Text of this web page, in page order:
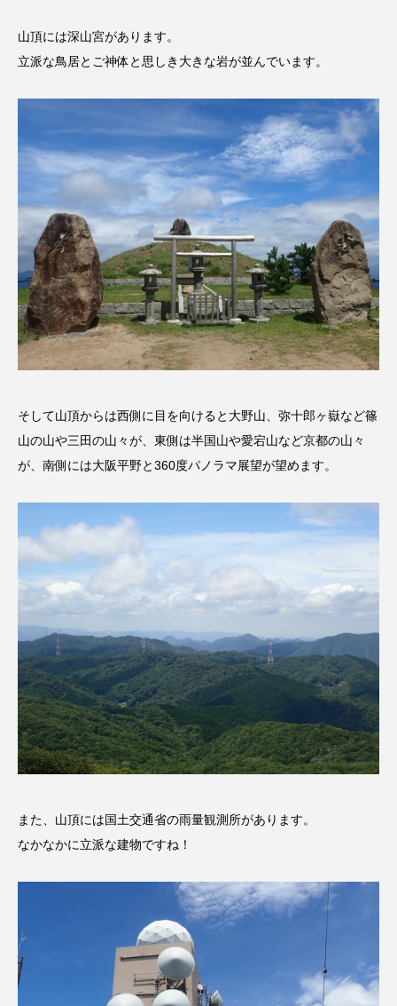
アリス館 アル・パチーノ アンプラグド
アン・ハサウェイ アーカイブ アート
イエス・キリスト イギリス イギリス映画
イギリス製作 イタリア
イベント イラク インタビュー
インド映画 イ・レ ウィキッド
ウィキッド 永遠の約束
ウィリアム・シェイクスピア
ウインド･アンサンブル･コスモス
エミリー・ワトソン エリーザ・シュロット
エル・ファニング エレノアってグレイト。
エンターテインメント オダギリジョー
オダギリ・ジョー オム・ハヌル
オーケストラ カタール カナダ映画
カフェテラス カラーモンスター
ガーデニングラジオ キム・へヨン
クロエ・ジャオ グリム兄弟
グリム童話の部屋
ケネス・ブラナー ゲスト コクヨ
山頂には深山宮があります。
立派な鳥居とご神体と思しき大きな岩が並んでいます。
そして山頂からは西側に目を向けると大野山、弥十郎ヶ嶽など篠
山の山や三田の山々が、東側は半国山や愛宕山など京都の山々
が、南側には大阪平野と360度パノラマ展望が望めます。
また、山頂には国土交通省の雨量観測所があります。
なかなかに立派な建物ですね！